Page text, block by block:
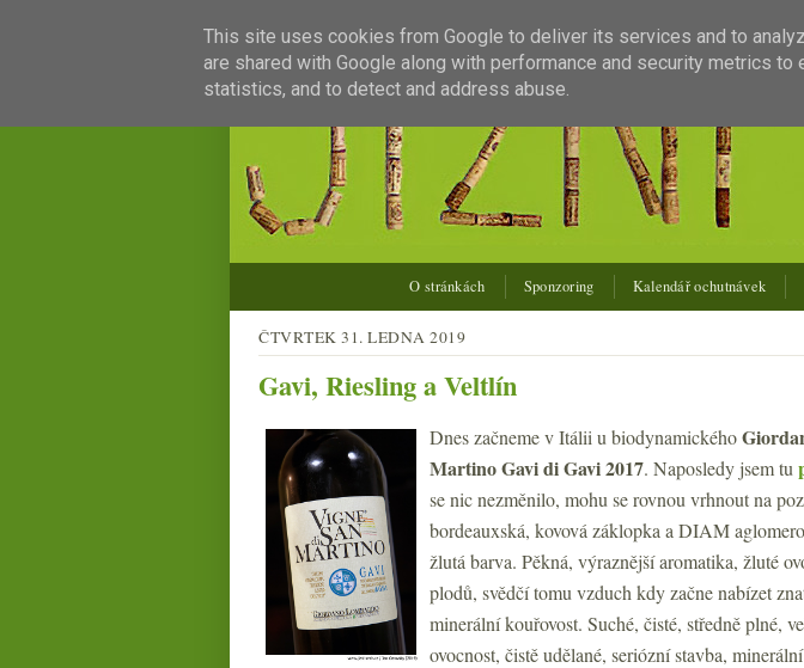
O stránkách Sponzoring Kalendář ochutnávek
ČTVRTEK 31. LEDNA 2019
Gavi, Riesling a Veltlín
Dnes začneme v Itálii u biodynamického
Martino Gavi di Gavi 2017. Naposledy jsem tu
se nic nezměnilo, mohu se rovnou vrhnout na
bordeauxská, kovová záklopka a DIAM
žlutá barva. Pěkná, výraznější aromatika, žluté
plodů, svědčí tomu vzduch kdy začne nabízet
minerální kouřovost. Suché, čisté, středně plné,
ovocnost, čistě udělané, seriózní stavba,
This site uses cookies from Google to deliver its services and to
are shared with Google along with performance and security metrics
statistics, and to detect and address abuse.